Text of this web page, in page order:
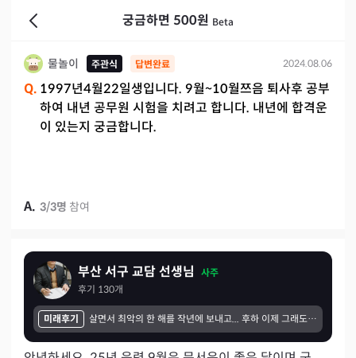
궁금하면 500원 Beta
물놀이 주관식 답변완료 2024.08.06
Q. 1997년4월22일생입니다. 9월~10월쯔음 퇴사후 공부
하여 내년 공무원 시험을 치려고 합니다. 내년에 합격운
이 있는지 궁금합니다.
A. 3/3명 참여
부산 서구 교담 선생님
사주
후기 130개
미래후기 살면서 최악의 한 해를 작년에 보내고... 후하 이제 그래도 다시 새롭게 무언가를 시작하고자 노력중입니댜 힘든시기에 그래도 좋은말씀,예쁜말씀 해주셔서 감사합니다 팩트폭행했으면 진짜더힘들어서 좌절했을텐데 위로와 응원받고 작년한해견뎠어요